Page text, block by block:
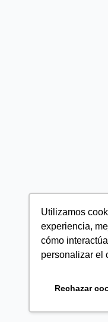
Utilizamos
experiencia,
cómo
personalizar el
Rechazar